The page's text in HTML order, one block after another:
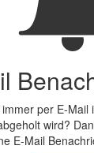
per E-Mail
wird?
E-Mail